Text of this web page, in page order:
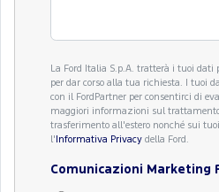
La Ford Italia S.p.A. tratterà i tuoi
per dar corso alla tua richiesta. I tuoi
con il FordPartner per consentirci di
maggiori informazioni sul
trasferimento all'estero nonché sui
l' Informativa Privacy della Ford.
Comunicazioni Marketing